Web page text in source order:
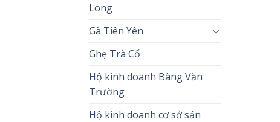
Long
Gà Tiên Yên
Ghẹ Trà Cổ
Hộ kinh doanh Bàng Văn
Trường
Hộ kinh doanh cơ sở sản